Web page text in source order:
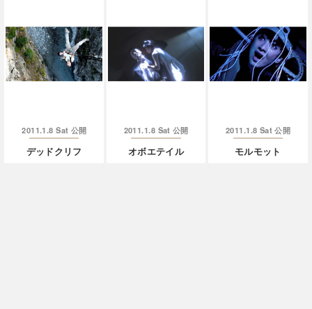
2011.1.8 Sat 公開
デッドクリフ
2011.1.8 Sat 公開
オボエテイル
2011.1.8 Sat 公開
モルモット